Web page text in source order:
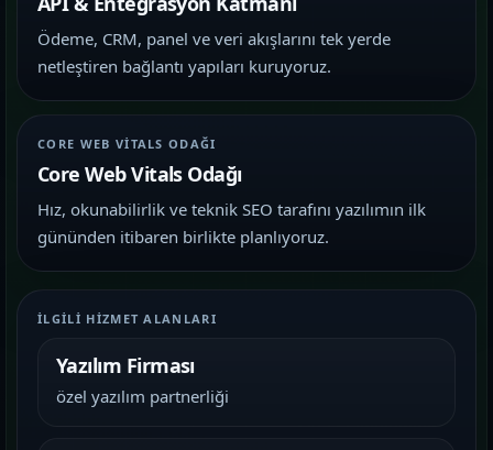
Ödeme, CRM, panel ve veri akışlarını tek yerde
netleştiren bağlantı yapıları kuruyoruz.
CORE WEB VITALS ODAĞI
Core Web Vitals Odağı
Hız, okunabilirlik ve teknik SEO tarafını yazılımın ilk
gününden itibaren birlikte planlıyoruz.
İLGILI HIZMET ALANLARI
Yazılım Firması
özel yazılım partnerliği